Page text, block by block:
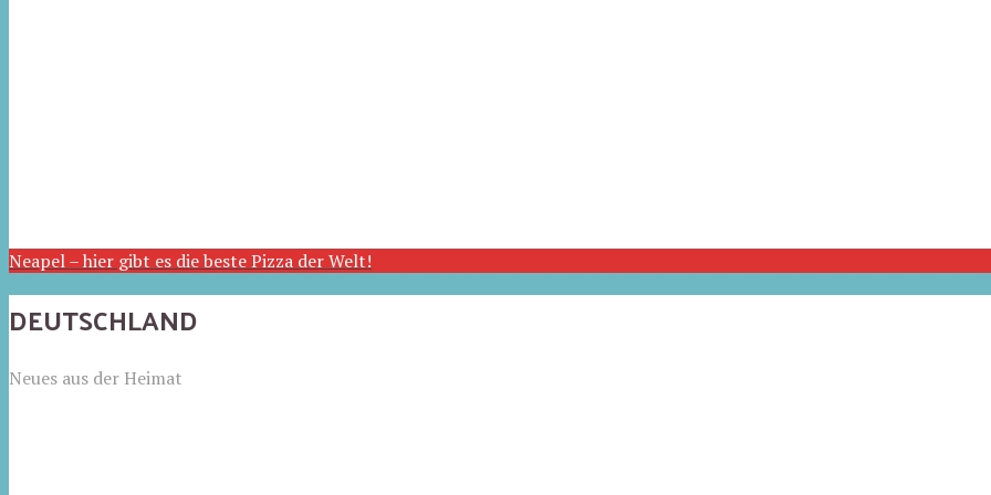
Neapel – hier gibt es die beste Pizza der Welt!
DEUTSCHLAND
Neues aus der Heimat